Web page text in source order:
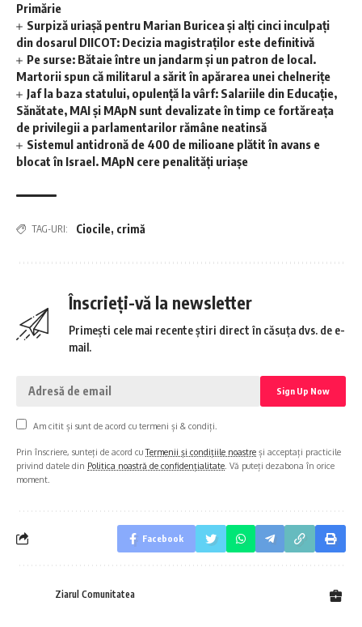
Primărie
Surpiză uriașă pentru Marian Buricea și alți cinci inculpați
din dosarul DIICOT: Decizia magistraților este definitivă
Pe surse: Bătaie între un jandarm și un patron de local.
Martorii spun că militarul a sărit în apărarea unei chelnerițe
Jaf la baza statului, opulență la vârf: Salariile din Educație,
Sănătate, MAI și MApN sunt devalizate în timp ce fortăreața
de privilegii a parlamentarilor rămâne neatinsă
Sistemul antidronă de 400 de milioane plătit în avans e
blocat în Israel. MApN cere penalități uriașe
TAG-URI: Ciocile, crimă
Înscrieți-vă la newsletter
Primești cele mai recente știri direct în căsuța dvs. de e-
mail.
Am citit și sunt de acord cu termeni și & condiți.
Prin înscriere, sunteți de acord cuTermenii și condițiile noastre și acceptați practicile
privind datele din Politica noastră de confidențialitate . Vă puteți dezabona în orice
moment.
Facebook
Ziarul Comunitatea